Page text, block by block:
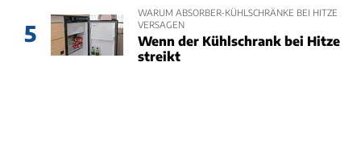
5
WARUM ABSORBER-KÜHLSCHRÄNKE BEI HITZE
VERSAGEN
Wenn der Kühlschrank bei Hitze
streikt